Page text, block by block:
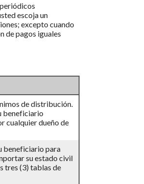
escoja un
excepto cuando
de pagos iguales
de distribución.
beneficiario
cualquier dueño de
beneficiario para
su estado civil
tres (3) tablas de